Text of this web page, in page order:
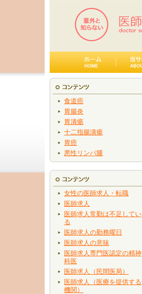
食道癌
胃腸炎
胃潰瘍
十二指腸潰瘍
胃癌
悪性リンパ腫
女性の医師求人・転職
医師求人
医師求人常勤は不足してい
る
医師求人の勤務曜日
医師求人の意味
医師求人専門医認定の精神
科医
医師求人（民間医局）
医師求人（医療を提供する
機関）